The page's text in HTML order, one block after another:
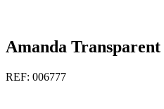
Amanda Transparent
REF: 006777